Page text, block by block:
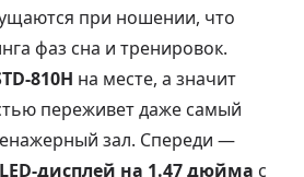
при ношении, что
фаз сна и тренировок.
810H на месте, а значит
переживет даже самый
зал. Спереди —
дисплей на 1.47 дюйма с